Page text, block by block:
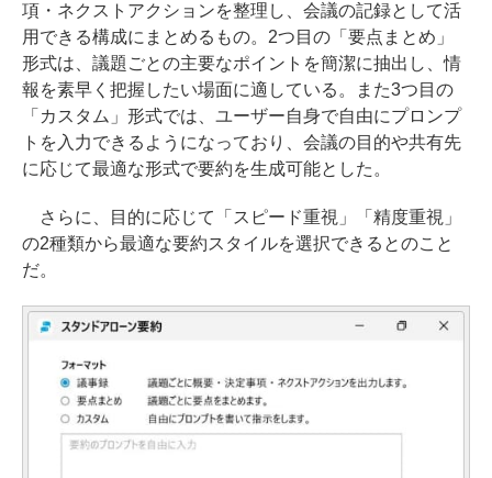
項・ネクストアクションを整理し、会議の記録として活
用できる構成にまとめるもの。2つ目の「要点まとめ」
形式は、議題ごとの主要なポイントを簡潔に抽出し、情
報を素早く把握したい場面に適している。また3つ目の
「カスタム」形式では、ユーザー自身で自由にプロンプ
トを入力できるようになっており、会議の目的や共有先
に応じて最適な形式で要約を生成可能とした。
さらに、目的に応じて「スピード重視」「精度重視」
の2種類から最適な要約スタイルを選択できるとのこと
だ。